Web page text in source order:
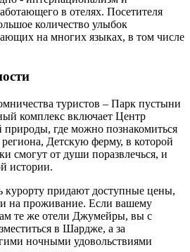
в отелях. Посетителя
количество улыбок
на многих языках, в том числе
туристов – Парк пустыни
комплекс включает Центр
где можно познакомиться
Детскую ферму, в которой
смогут от души поразвлечься, и
истории.
курорту придают доступные цены,
и на проживание. Если вашему
те же отели Джумейры, вы с
в Шардже, а за
ночными удовольствиями